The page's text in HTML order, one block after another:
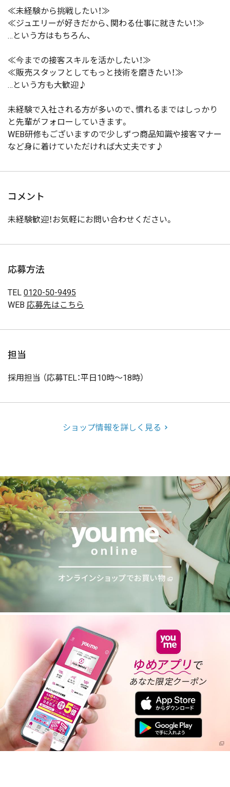
≪未経験から挑戦したい！≫
≪ジュエリーが好きだから、関わる仕事に就きたい！≫
…という方はもちろん、
≪今までの接客スキルを活かしたい！≫
≪販売スタッフとしてもっと技術を磨きたい！≫
…という方も大歓迎♪
未経験で入社される方が多いので、慣れるまではしっかり
と先輩がフォローしていきます。
WEB研修もございますので少しずつ商品知識や接客マナー
など身に着けていただければ大丈夫です♪
コメント
未経験歓迎！お気軽にお問い合わせください。
応募方法
TEL 0120-50-9495
WEB 応募先はこちら
担当
採用担当 （応募TEL：平日10時～18時）
ショップ情報を詳しく見る